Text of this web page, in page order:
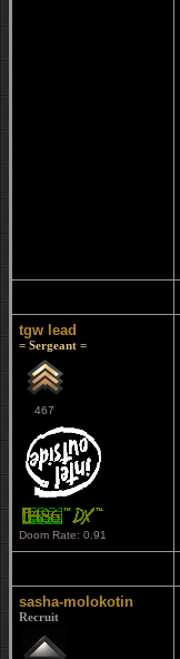
tgw lead
= Sergeant =
467
Doom Rate: 0.91
sasha-molokotin
Recruit